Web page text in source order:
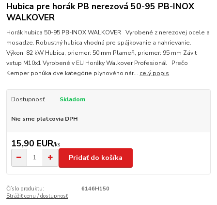
Hubica pre horák PB nerezová 50-95 PB-INOX
WALKOVER
Horák hubica 50-95 PB-INOX WALKOVER Vyrobené z nerezovej ocele a
mosadze. Robustný hubica vhodná pre spájkovanie a nahrievanie.
Výkon: 82 kW Hubica, priemer: 50 mm Plameň, priemer: 95 mm Závit
vstup M10x1 Vyrobené v EU Horáky Walkover Profesionál Prečo
Kemper ponúka dve kategórie plynového nár... celý popis
Dostupnosť Skladom
Nie sme platcovia DPH
15,90 EUR/ks
Pridať do košíka
Číslo produktu:
6146H150
Strážiť cenu / dostupnosť